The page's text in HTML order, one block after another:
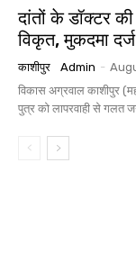
दांतों के डॉक्टर
विकृत, मुकदमा दर्ज
काशीपुर Admin -
विकास अग्रवाल काशीपुर
पुत्र को लापरवाही से गलत